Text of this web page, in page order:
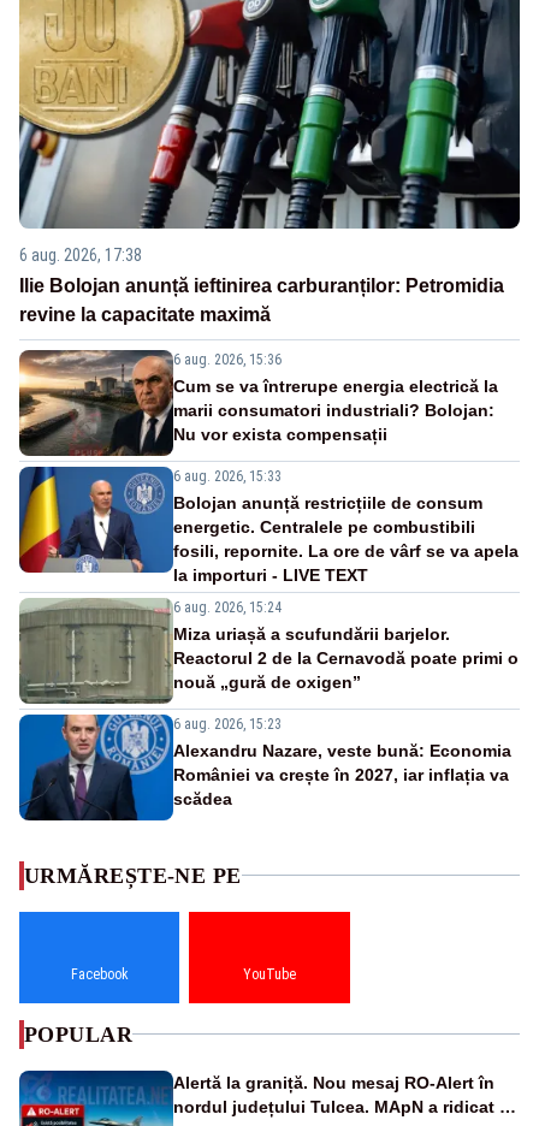
6 aug. 2026, 17:38
Ilie Bolojan anunță ieftinirea carburanților: Petromidia
revine la capacitate maximă
6 aug. 2026, 15:36
Cum se va întrerupe energia electrică la
marii consumatori industriali? Bolojan:
Nu vor exista compensații
6 aug. 2026, 15:33
Bolojan anunță restricțiile de consum
energetic. Centralele pe combustibili
fosili, repornite. La ore de vârf se va apela
la importuri - LIVE TEXT
6 aug. 2026, 15:24
Miza uriașă a scufundării barjelor.
Reactorul 2 de la Cernavodă poate primi o
nouă „gură de oxigen”
6 aug. 2026, 15:23
Alexandru Nazare, veste bună: Economia
României va crește în 2027, iar inflația va
scădea
URMĂREȘTE-NE PE
Facebook YouTube
POPULAR
Alertă la graniță. Nou mesaj RO-Alert în
nordul județului Tulcea. MApN a ridicat de